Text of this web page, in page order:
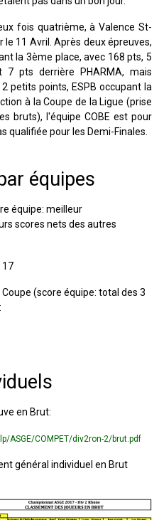
fois quatrième, à Valence St-
le 11 Avril. Après deux épreuves,
la 3ème place, avec 168 pts, 5
7 pts derrière PHARMA, mais
petits points, ESPB occupant la
à la Coupe de la Ligue (prise
bruts), l'équipe COBE est pour
qualifiée pour les Demi-Finales.
équipes
équipe: meilleur
scores nets des autres
(score équipe: total des 3
en Brut:
ASGE/COMPET/div2ron-2/brut.pdf
général individuel en Brut